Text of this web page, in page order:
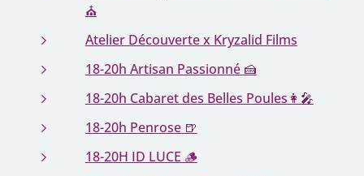
⛪️
Atelier Découverte x Kryzalid Films
18-20h Artisan Passionné 🍰
18-20h Cabaret des Belles Poules👩‍🎤
18-20h Penrose 🍺
18-20H ID LUCE 🪵